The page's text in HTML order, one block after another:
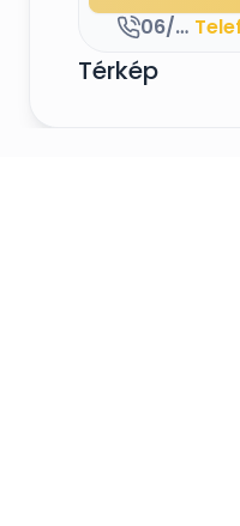
06/20-511-76-17
Térkép